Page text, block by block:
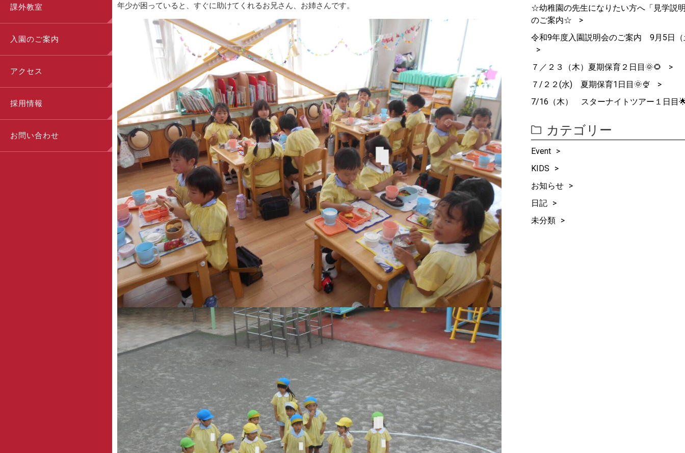
課外教室
入園のご案内
アクセス
採用情報
お問い合わせ
年少が困っていると、すぐに助けてくれるお兄さん、お姉さんです。
☆幼稚園の先生になりたい方へ「見学説
のご案内☆
令和9年度入園説明会のご案内 9月5日（
７／２３（木）夏期保育２日目🌞🌻
７/２２(水) 夏期保育1日目🌞🍨
7/16（木） スターナイトツアー１日目
カテゴリー
Event
KIDS
お知らせ
日記
未分類